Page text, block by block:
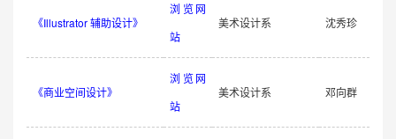
《Illustrator 辅助设计》
浏览网
站
美术设计系 沈秀珍
《商业空间设计》
浏览网
站
美术设计系 邓向群